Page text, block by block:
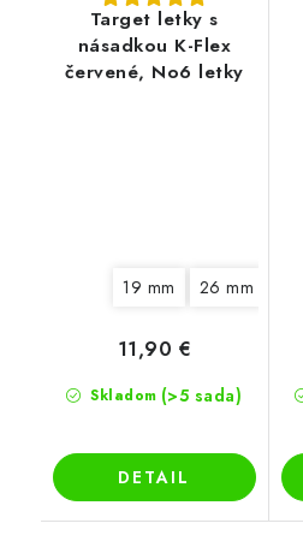
Target letky s
násadkou K-Flex
červené, No6 letky
19 mm 26 mm
Skladom (>5 sada)
11,90 €
DETAIL